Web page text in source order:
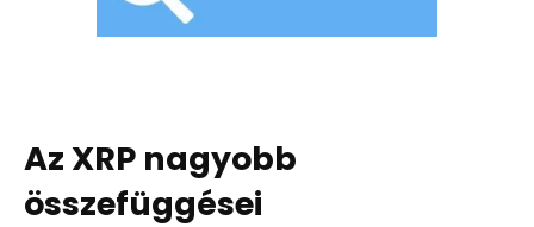
Az XRP nagyobb
összefüggései